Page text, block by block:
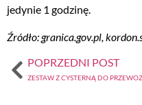
jedynie 1 godzinę.
Źródło: granica.gov.pl,
POPRZEDNI POST